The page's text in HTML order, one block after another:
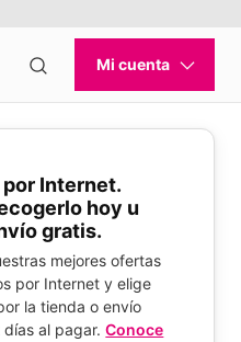
por Internet.
hoy u
gratis.
mejores ofertas
por Internet y elige
la tienda o envío
días al pagar.Conoce